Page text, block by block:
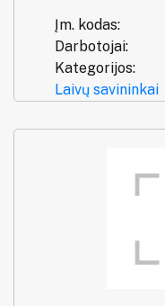
Įm. kodas:
Darbotojai:
Kategorijos:
Laivų savininkai